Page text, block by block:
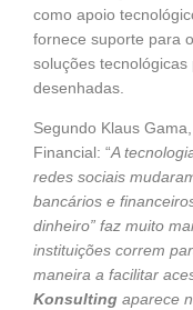
como apoio
fornece suporte para
soluções
desenhadas.
Segundo Klaus
Financial: “A
redes sociais
bancários e
dinheiro” faz muito
instituições correm
maneira a facilitar
Konsulting aparece